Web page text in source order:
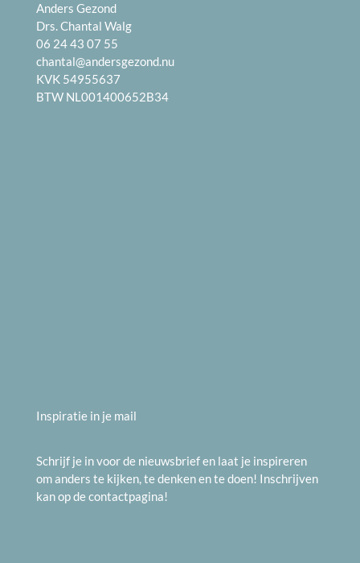
Anders Gezond
Drs. Chantal Walg
06 24 43 07 55
chantal@andersgezond.nu
KVK 54955637
BTW NL001400652B34
Inspiratie in je mail
Schrijf je in voor de nieuwsbrief en laat je inspireren
om anders te kijken, te denken en te doen! Inschrijven
kan op decontactpagina!